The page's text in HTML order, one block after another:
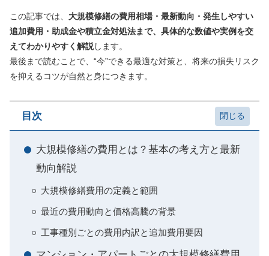
この記事では、 大規模修繕の費用相場・最新動向・発生しやすい
追加費用・助成金や積立金対処法まで、具体的な数値や実例を交
えてわかりやすく解説します。
最後まで読むことで、“今”できる最適な対策と、将来の損失リスク
を抑えるコツが自然と身につきます。
目次
大規模修繕の費用とは？基本の考え方と最新
動向解説
大規模修繕費用の定義と範囲
最近の費用動向と価格高騰の背景
工事種別ごとの費用内訳と追加費用要因